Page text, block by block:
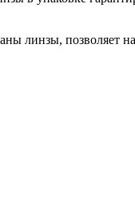
линзы, позволяет